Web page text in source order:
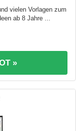
vielen Vorlagen zum
ab 8 Jahre ...
»